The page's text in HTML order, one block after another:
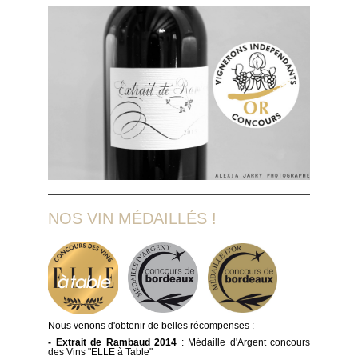
NOS VIN MÉDAILLÉS !
Nous venons d'obtenir de belles récompenses :
- Extrait de Rambaud 2014 : Médaille d'Argent concours
des Vins "ELLE à Table"